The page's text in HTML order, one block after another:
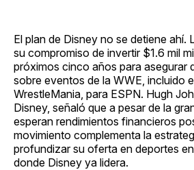
El plan de Disney no se detiene ahí.
su compromiso de invertir $1.6 mil
próximos cinco años para asegurar
sobre eventos de la WWE, incluido
WrestleMania, para ESPN. Hugh
Disney, señaló que a pesar de la
esperan rendimientos financieros
movimiento complementa la
profundizar su oferta en deportes
donde Disney ya lidera.